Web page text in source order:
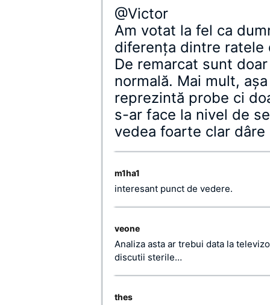
@Victor
Am votat la fel ca
diferenţa dintre ratele
De remarcat sunt
normală. Mai mult,
reprezintă probe ci
s-ar face la nivel de
vedea foarte clar dâre
m1ha1
interesant punct de vedere.
veone
Analiza asta ar trebui data la
discutii sterile…
thes